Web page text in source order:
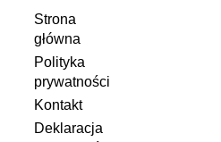
Strona
główna
Polityka
prywatności
Kontakt
Deklaracja